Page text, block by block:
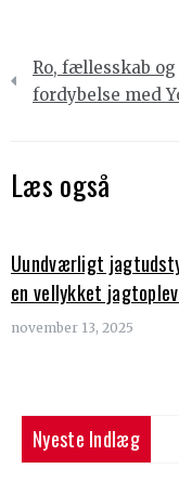
Ro, fællesskab og
fordybelse med
Læs også
Uundværligt
en vellykket
november 13, 2025
Nyeste Indlæg